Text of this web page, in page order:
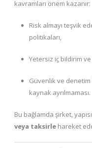
kavramları önem kazanır:
Risk almayı teşvik
politikaları,
Yetersiz iç bildirim
Güvenlik ve
kaynak ayrılmaması.
Bu bağlamda şirket,
veya taksirle hareket